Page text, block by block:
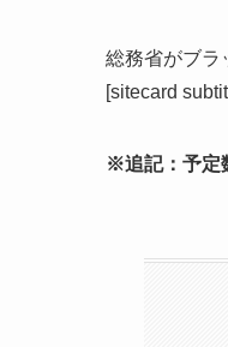
総務省がブラ
[sitecard
※追記：予定